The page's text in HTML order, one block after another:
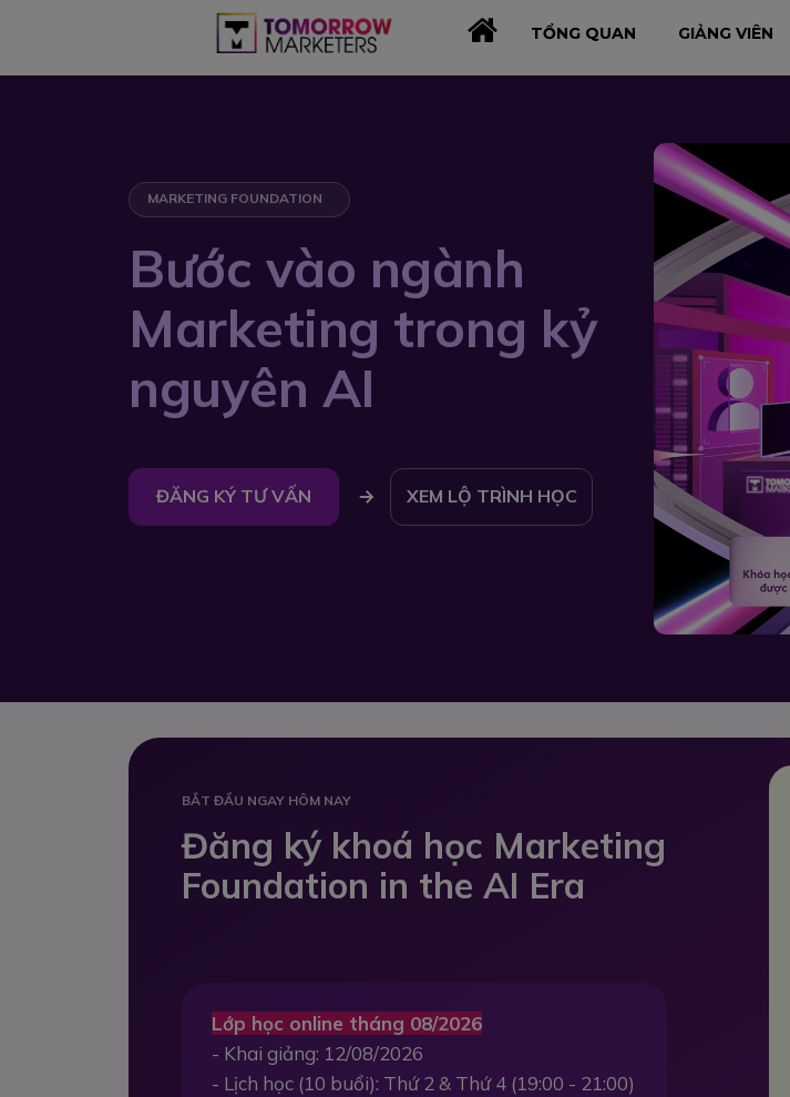
TỔNG QUAN GIẢNG VIÊN
ĐĂNG KÝ TƯ VẤN XEM LỘ TRÌNH HỌC
MARKETING FOUNDATION
Bước vào ngành
Marketing trong kỷ
nguyên AI
BẮT ĐẦU NGAY HÔM NAY
Đăng ký khoá học Marketing
Foundation in the AI Era
Lớp học online tháng 08/2026
- Khai giảng: 12/08/2026
- Lịch học (10 buổi): Thứ 2 & Thứ 4 (19:00 - 21:00)